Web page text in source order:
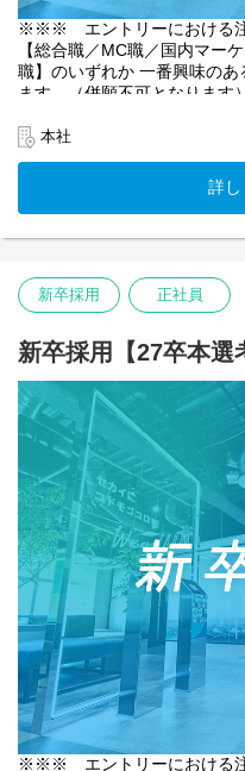
２. テックカンパニーに生ま
クトの大きさ
・UUUMはこれまでのマネ
ジーを軸にした企業へと進化
・その第一歩として開発さ
ンできる
・「UUUMがテック企業に
のプロダクトマネージャーに
・「短期的な成功ではなく
・プロダクトマネージャー
させる経験ができるため、 長
【変更の範囲】
会社の定める業務
④ブランド・グッズ事業（
す）
ブランド企画から商品開発、
売までを一貫して展開。クリ
ャンルや品種を問わない幅広
とファンが繋がる、唯一無二
※UUUM株式会社出資子会社
【P2C Studio株式会社HP】
【特集記事】
こだわりや “らしさ” が詰まっ
⑤ゲーム事業（LiTMUS株式
クリエイターとコンテンツの
のない新たなIPやゲームタイ
し、クリエイター共創や配
進しています。クリエイター
覆す新しいエンタテインメン
※UUUM株式会社出資子会社
ます。
※就業条件はUUUM株式会社
【LiTMUS株式会社HP】
https://litmus-ent.jp/
【変更の範囲】
会社の定める業務
ゲーム・玩具・食品・日用品
た、BtoC領域の事業会社や大
を中心とした統合ソリュー
クライアントの課題解決はも
できる「三方よし」の企画に
一つです。
クリエイター・クライアント
クするクリエイティブを届け
▼具体的な業務内容
・クライアントのプロモーシ
・クライアントとクリエイタ
・各種フロント業務
【特集記事】
・アカウントエグゼクティブ
たUUUMならではのプロモー
https://www.uuum.co.jp/blog/
・デジタルマーケティング｜
告チーム
https://www.uuum.co.jp/blog/
【UUUMならではのマーケテ
日本最大級MCNである
ルエンサーマーケティングを
https://marketing.uuum.co.jp/
【変更の範囲】
※※※ エントリーにおけ
【総合職／MC職／国内マー
職】のいずれか 一番興味の
ます。（併願不可となります
す。
◆◆ UUUMマーケティング
業説明会 申し込み受付中
以下URLより企業説明会への
加は任意です）本説明会では
紹介、活躍している新卒など
UUUMマーケティング株式会
でぜひご参加ください！
＜申し込みフォーム＞
https://uuumrecruit.eeasy.jp/
・企業説明会への参加は任
エントリーは可能です。また
ます。
・すでに選考終了した方にお
ございます。
（本ポジションは、UUUMマ
ります）
▼海外マーケティング職につ
当ポジションは、海外との取
です。日本進出を目指す海
(インバウンド)や、逆に海外
グ活動(アウトバウンド)を担
ォームで活躍するインフルエ
クライアントとの関係構築を
本社
詳し
新卒採用 正社員
新卒採用【27卒本選
※※※ エントリーにおけ